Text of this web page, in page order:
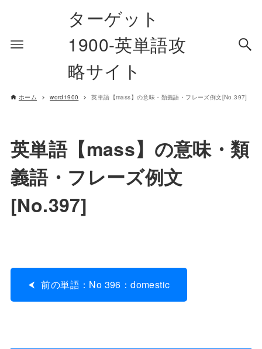
ターゲット
1900-英単語攻
略サイト
ホーム word1900 英単語【mass】の意味・類義語・フレーズ例文[No.397]
英単語【mass】の意味・類
義語・フレーズ例文
[No.397]
前の単語：No 396：domestic